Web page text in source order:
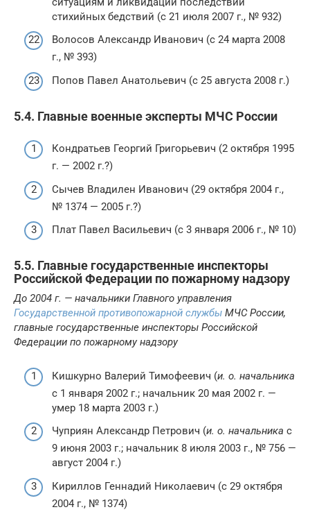
стихийных бедствий (с 21 июля 2007 г., № 932)
Волосов Александр Иванович (с 24 марта 2008
г., № 393)
Попов Павел Анатольевич (с 25 августа 2008 г.)
5.4. Главные военные эксперты МЧС России
Кондратьев Георгий Григорьевич (2 октября 1995
г. — 2002 г.?)
Сычев Владилен Иванович (29 октября 2004 г.,
№ 1374 — 2005 г.?)
Плат Павел Васильевич (с 3 января 2006 г., № 10)
5.5. Главные государственные инспекторы
Российской Федерации по пожарному надзору
До 2004 г. — начальники Главного управления
Государственной противопожарной службы МЧС России,
главные государственные инспекторы Российской
Федерации по пожарному надзору
Кишкурно Валерий Тимофеевич (и. о. начальника
с 1 января 2002 г.; начальник 20 мая 2002 г. —
умер 18 марта 2003 г.)
Чуприян Александр Петрович (и. о. начальника с
9 июня 2003 г.; начальник 8 июля 2003 г., № 756 —
август 2004 г.)
Кириллов Геннадий Николаевич (с 29 октября
2004 г., № 1374)